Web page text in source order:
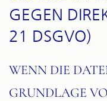
GEGEN
21 DSGVO)
WENN DIE
GRUNDLAGE